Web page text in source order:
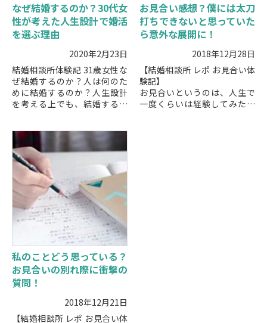
なぜ結婚するのか？30代女
性が考えた人生設計で婚活
を選ぶ理由
2020年2月23日
結婚相談所体験記 31歳女性な
ぜ結婚するのか？人は何のた
めに結婚するのか？人生設計
を考える上でも、結婚する意
婚しないといけないのか？と
疑問に思...
お見合い感想？僕には太刀
打ちできないと思っていた
ら意外な展開に！
2018年12月28日
【結婚相談所 レポ お見合い体
験記】
お見合いというのは、人生で
一度くらいは経験してみたい
私のことどう思っている？
お見合いの別れ際に衝撃の
質問！
2018年12月21日
【結婚相談所 レポ お見合い体